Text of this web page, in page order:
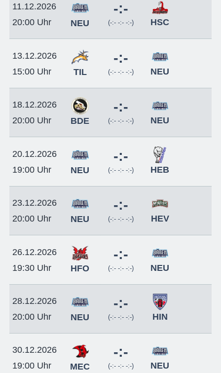
11.12.2026
20:00 Uhr
NEU
-:-
(-:- -:- -:-) HSC
13.12.2026
15:00 Uhr
TIL
-:-
(-:- -:- -:-) NEU
18.12.2026
20:00 Uhr
BDE
-:-
(-:- -:- -:-) NEU
20.12.2026
19:00 Uhr
NEU
-:-
(-:- -:- -:-) HEB
23.12.2026
20:00 Uhr
NEU
-:-
(-:- -:- -:-) HEV
26.12.2026
19:30 Uhr
HFO
-:-
(-:- -:- -:-) NEU
28.12.2026
20:00 Uhr
NEU
-:-
(-:- -:- -:-) HIN
30.12.2026
19:00 Uhr
MEC
-:-
(-:- -:- -:-) NEU